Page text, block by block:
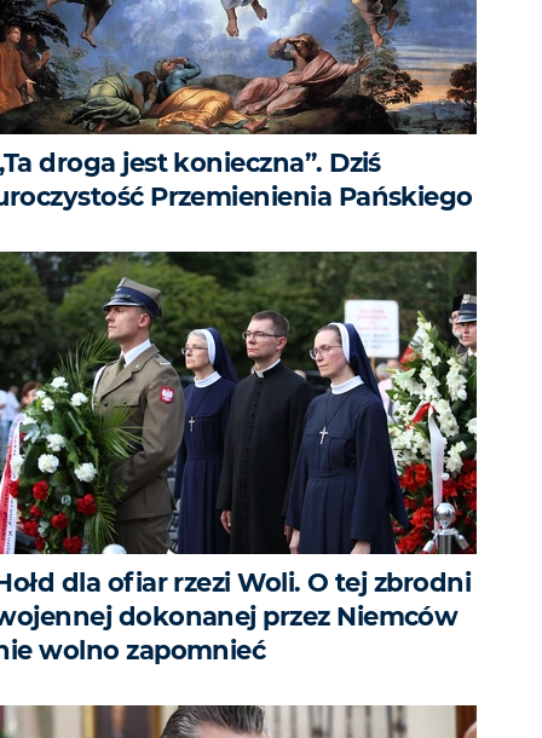
droga jest konieczna”. Dziś
Przemienienia Pańskiego
dla ofiar rzezi Woli. O tej zbrodni
dokonanej przez Niemców
wolno zapomnieć